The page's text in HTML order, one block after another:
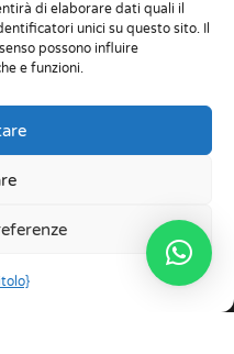
di elaborare dati quali il
unici su questo sito. Il
possono influire
e funzioni.
privacy